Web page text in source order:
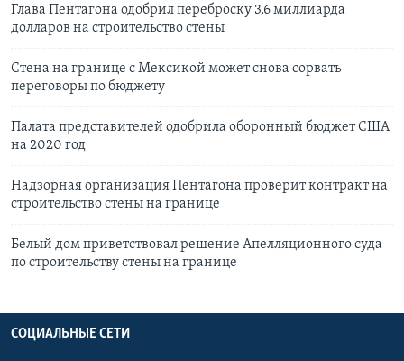
Глава Пентагона одобрил переброску 3,6 миллиарда
долларов на строительство стены
Стена на границе с Мексикой может снова сорвать
переговоры по бюджету
Палата представителей одобрила оборонный бюджет США
на 2020 год
Надзорная организация Пентагона проверит контракт на
строительство стены на границе
Белый дом приветствовал решение Апелляционного суда
по строительству стены на границе
СОЦИАЛЬНЫЕ СЕТИ